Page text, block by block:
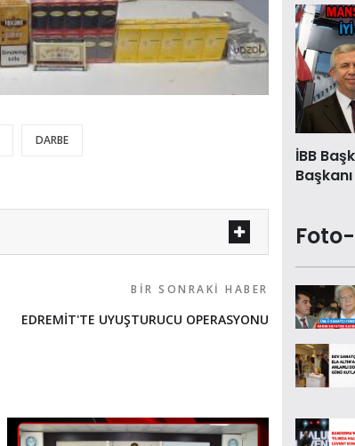
DARBE
BIR SONRAKI HABER
EDREMİT'TE UYUŞTURUCU OPERASYONU
İBB